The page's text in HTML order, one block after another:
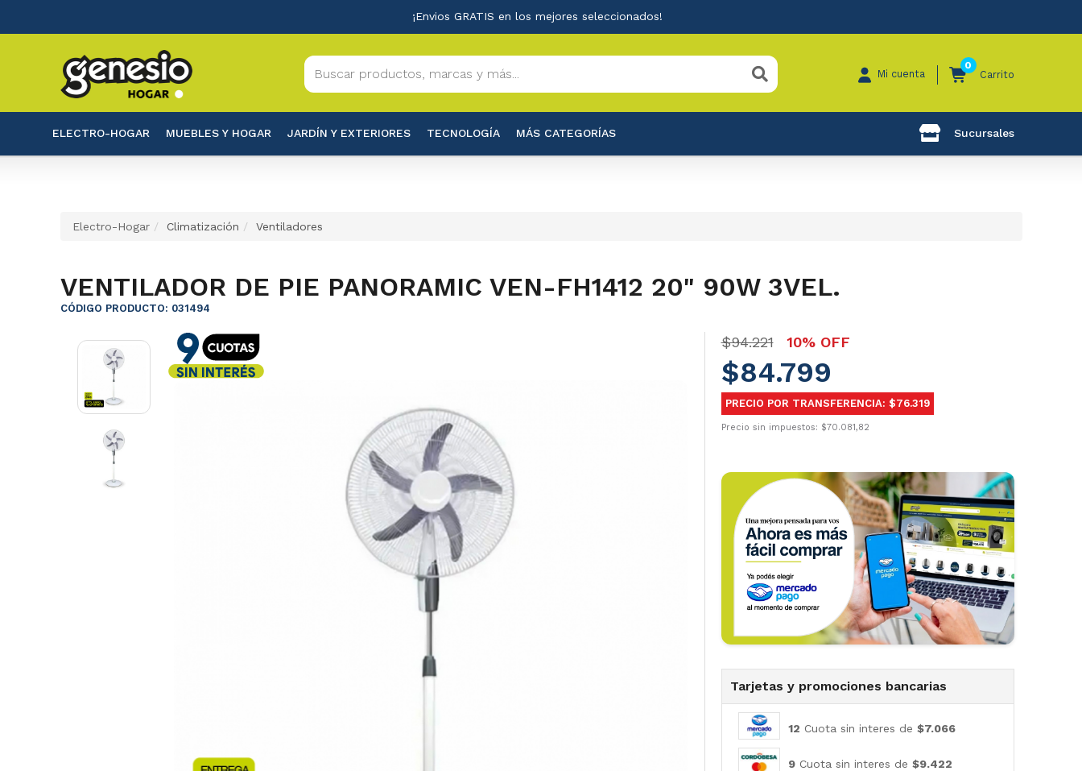
¡Envios GRATIS en los mejores seleccionados!
Mi cuenta
0
Carrito
ELECTRO-HOGAR MUEBLES Y HOGAR JARDÍN Y EXTERIORES TECNOLOGÍA MÁS CATEGORÍAS Sucursales
Electro-Hogar Climatización Ventiladores
VENTILADOR DE PIE PANORAMIC VEN-FH1412 20" 90W 3VEL.
CÓDIGO PRODUCTO: 031494
$94.221 10% OFF
$84.799
PRECIO POR TRANSFERENCIA: $76.319
Precio sin impuestos: $70.081,82
Tarjetas y promociones bancarias
12 Cuota sin interes de $7.066
9Cuota sin interes de $9.422